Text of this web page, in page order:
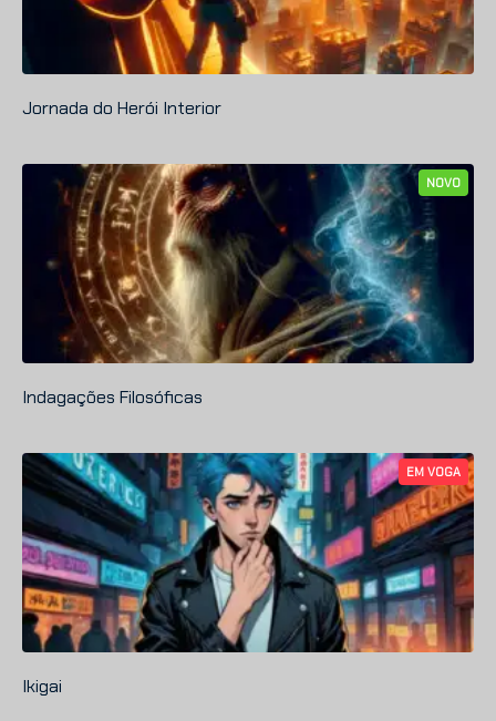
Jornada do Herói Interior
NOVO
Indagações Filosóficas
EM VOGA
Ikigai